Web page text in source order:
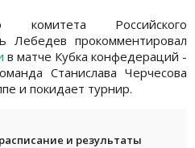
комитета Российского
Лебедев прокомментировал
в матче Кубка конфедераций -
Станислава Черчесова
и покидает турнир.
и результаты